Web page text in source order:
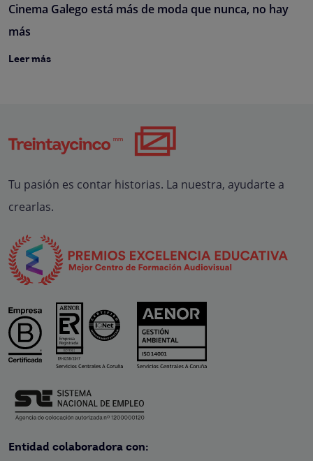
Cinema Galego está más de moda que nunca, no hay
más
Leer más
Tu pasión es contar historias. La nuestra, ayudarte a
crearlas.
Entidad colaboradora con: